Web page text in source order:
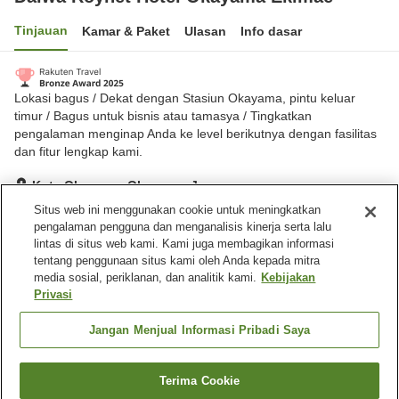
Tinjauan Kamar & Paket Ulasan Info dasar
Lokasi bagus / Dekat dengan Stasiun Okayama, pintu keluar
timur / Bagus untuk bisnis atau tamasya / Tingkatkan
pengalaman menginap Anda ke level berikutnya dengan fasilitas
dan fitur lengkap kami.
Kota Okayama, Okayama, Jepang
Lihat di peta
Sangat baik Ulasan:1,157
Fasilitas properti
Tempat parkir
Spa / Salon kecantikan
Pojok izakaya
Cari kamar
Situs web ini menggunakan cookie untuk meningkatkan
pengalaman pengguna dan menganalisis kinerja serta lalu
lintas di situs web kami. Kami juga membagikan informasi
tentang penggunaan situs kami oleh Anda kepada mitra
media sosial, periklanan, dan analitik kami. Kebijakan
Privasi
Jangan Menjual Informasi Pribadi Saya
Terima Cookie